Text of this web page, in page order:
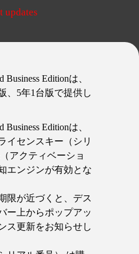
updates
Business Editionは、
、5年1台版で提供し
Business Editionは、
イセンスキー（シリ
アクティベーショ
エンジンが有効とな
限が近づくと、デス
ー上からポップアッ
ス更新をお知らせし